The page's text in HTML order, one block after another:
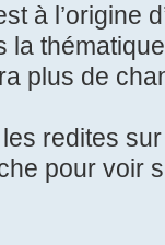
à l’origine
la
plus de
redites
pour voir